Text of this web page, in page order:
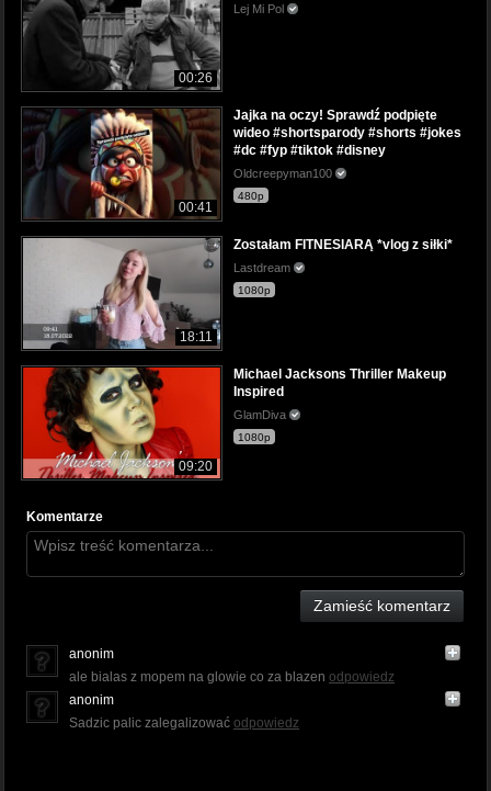
00:26
Lej Mi Pol
00:41
Jajka na oczy! Sprawdź podpięte
wideo #shortsparody #shorts #jokes
#dc #fyp #tiktok #disney
Oldcreepyman100
480p
18:11
Zostałam FITNESIARĄ *vlog z siłki*
Lastdream
1080p
09:20
Michael Jacksons Thriller Makeup
Inspired
GlamDiva
1080p
Komentarze
Zamieść komentarz
anonim
ale bialas z mopem na glowie co za blazen odpowiedz
anonim
Sadzic palic zalegalizować odpowiedz